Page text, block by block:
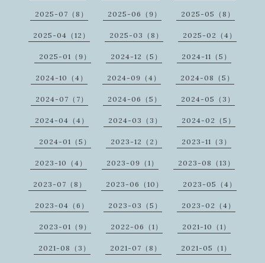
2025-07（8） 2025-06（9） 2025-05（8）
2025-04（12） 2025-03（8） 2025-02（4）
2025-01（9） 2024-12（5） 2024-11（5）
2024-10（4） 2024-09（4） 2024-08（5）
2024-07（7） 2024-06（5） 2024-05（3）
2024-04（4） 2024-03（3） 2024-02（5）
2024-01（5） 2023-12（2） 2023-11（3）
2023-10（4） 2023-09（1） 2023-08（13）
2023-07（8） 2023-06（10） 2023-05（4）
2023-04（6） 2023-03（5） 2023-02（4）
2023-01（9） 2022-06（1） 2021-10（1）
2021-08（3） 2021-07（8） 2021-05（1）